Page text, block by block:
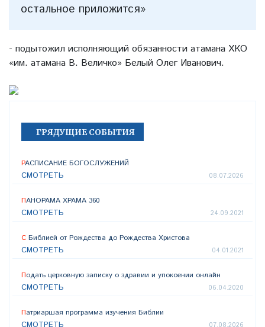
остальное приложится»
- подытожил исполняющий обязанности атамана ХКО
«им. атамана В. Величко» Белый Олег Иванович.
ГРЯДУЩИЕ СОБЫТИЯ
РАСПИСАНИЕ БОГОСЛУЖЕНИЙ
СМОТРЕТЬ 08.07.2026
ПАНОРАМА ХРАМА 360
СМОТРЕТЬ 24.09.2021
С Библией от Рождества до Рождества Христова
СМОТРЕТЬ 04.01.2021
Подать церковную записку о здравии и упокоении онлайн
СМОТРЕТЬ 06.04.2020
Патриаршая программа изучения Библии